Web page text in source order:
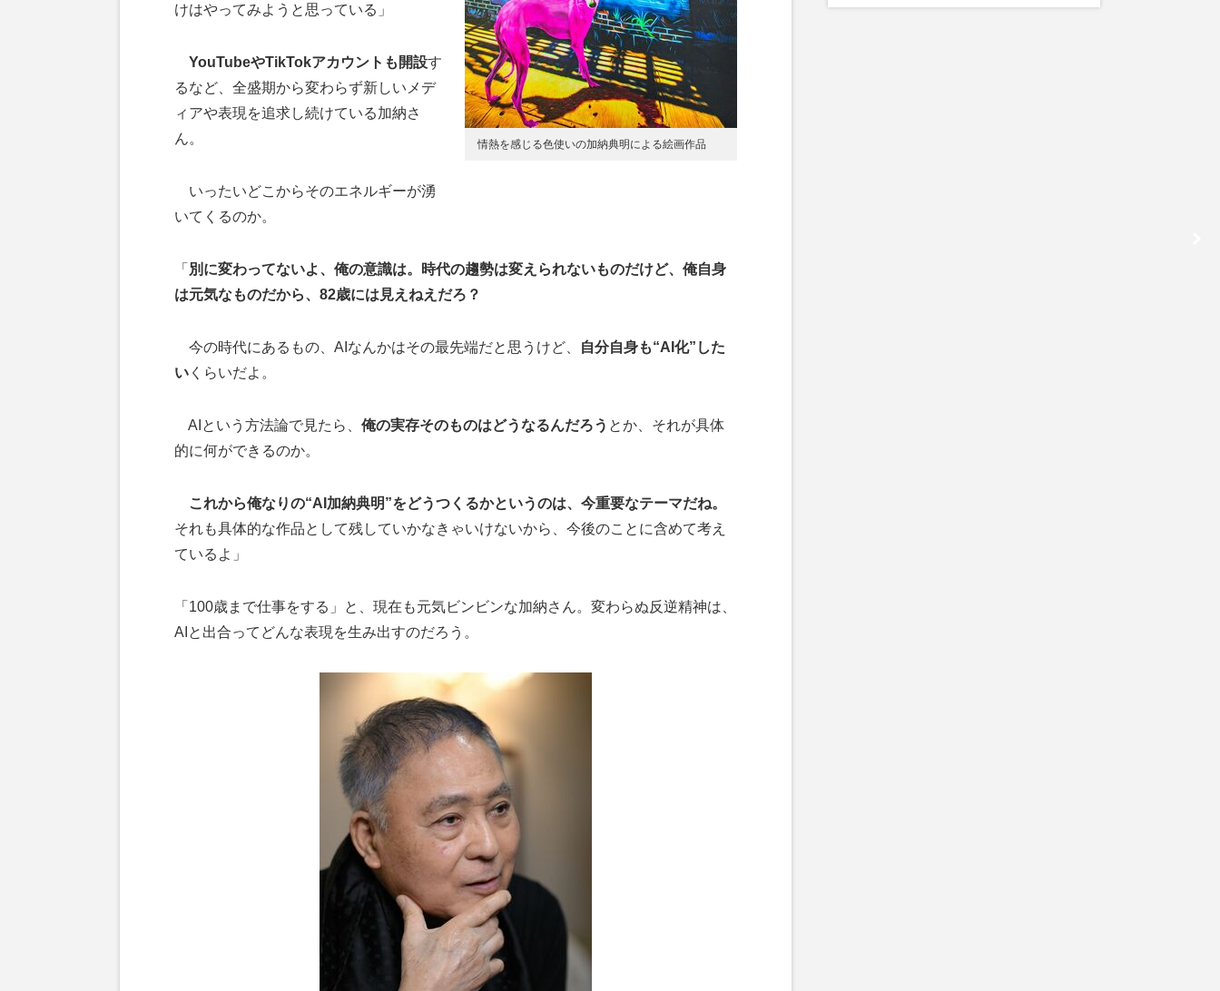
情熱を感じる色使いの加納典明による絵画作品
けはやってみようと思っている」
YouTubeやTikTokアカウントも開設す
るなど、全盛期から変わらず新しいメデ
ィアや表現を追求し続けている加納さ
ん。
いったいどこからそのエネルギーが湧
いてくるのか。
「 別に変わってないよ、俺の意識は。時代の趨勢は変えられないものだけど、俺自身
は元気なものだから、82歳には見えねえだろ？
今の時代にあるもの、AIなんかはその最先端だと思うけど、
自分自身も“AI化”した
い くらいだよ。
AIという方法論で見たら、 俺の実存そのものはどうなるんだろう とか、それが具体
的に何ができるのか。
これから俺なりの“AI加納典明”をどうつくるかというのは、今重要なテーマだね。
それも具体的な作品として残していかなきゃいけないから、今後のことに含めて考え
ているよ」
「100歳まで仕事をする」と、現在も元気ビンビンな加納さん。変わらぬ反逆精神は、
AIと出合ってどんな表現を生み出すのだろう。